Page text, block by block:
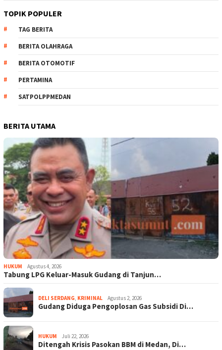
TOPIK POPULER
TAG BERITA
BERITA OLAHRAGA
BERITA OTOMOTIF
PERTAMINA
SATPOLPPMEDAN
BERITA UTAMA
HUKUM Agustus 4, 2026
Tabung LPG Keluar-Masuk Gudang di Tanjun…
DELI SERDANG, KRIMINAL Agustus 2, 2026
Gudang Diduga Pengoplosan Gas Subsidi Di…
HUKUM Juli 22, 2026
Ditengah Krisis Pasokan BBM di Medan, Di…